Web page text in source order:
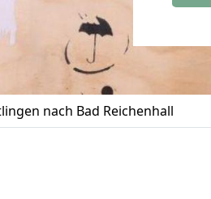
nach Bad Reichenhall